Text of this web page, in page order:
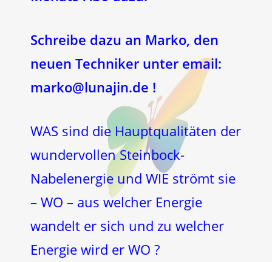
Schreibe dazu an Marko, den
neuen Techniker unter email:
marko@lunajin.de !
WAS sind die Hauptqualitäten der
wundervollen Steinbock-
Nabelenergie und WIE strömt sie
– WO – aus welcher Energie
wandelt er sich und zu welcher
Energie wird er WO ?